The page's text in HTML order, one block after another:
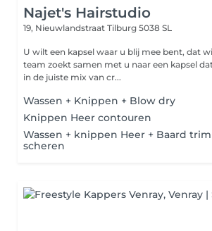
Najet's Hairstudio
19, Nieuwlandstraat Tilburg 5038 SL
U wilt een kapsel waar u blij mee bent, dat
team zoekt samen met u naar een kapsel
in de juiste mix van cr...
Wassen + Knippen + Blow dry
Knippen Heer contouren
Wassen + knippen Heer + Baard
scheren